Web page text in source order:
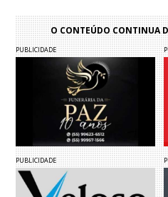
O CONTEÚDO CONTINUA
PUBLICIDADE
PUBLICIDADE